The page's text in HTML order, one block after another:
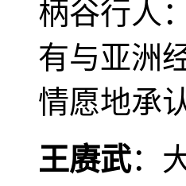
柄谷行人
有与亚洲
情愿地承
王赓武：